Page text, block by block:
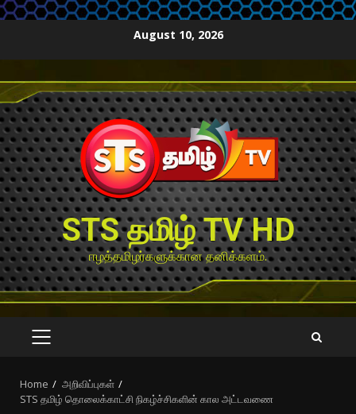
August 10, 2026
STS தமிழ் TV HD
ஈழத்தமிழர்களுக்கான தனிக்களம்.
PRIMARY
Home
அறிவிப்புகள்
STS தமிழ் தொலைக்காட்சி நிகழ்ச்சிகளின் கால அட்டவணை